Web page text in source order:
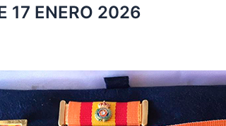
17 ENERO 2026